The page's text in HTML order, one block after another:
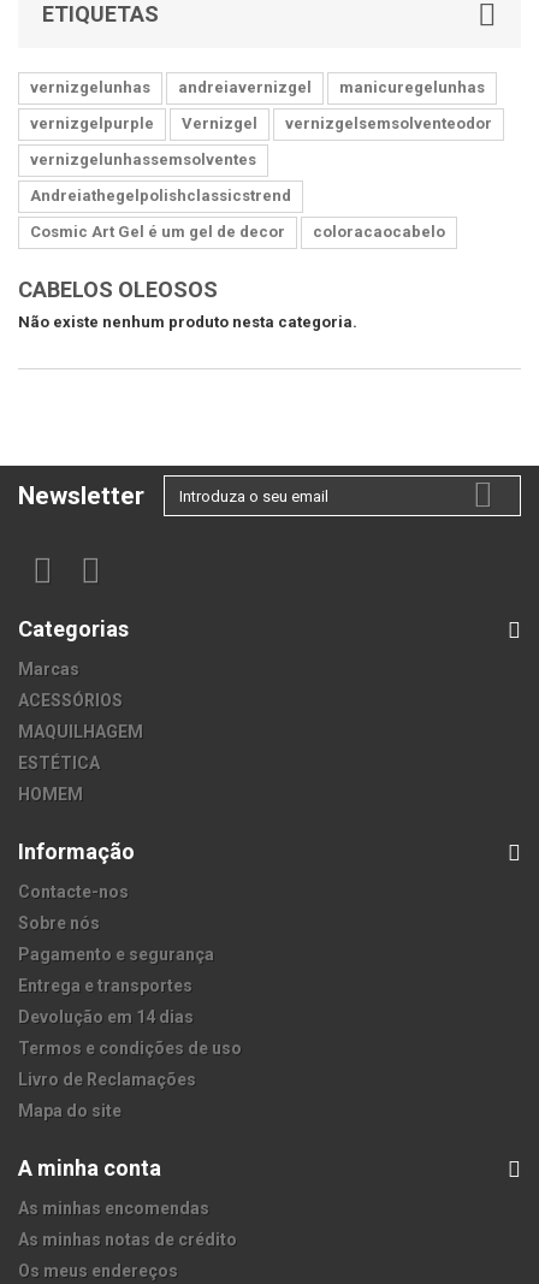
ETIQUETAS
vernizgelunhas andreiavernizgel
manicuregelunhas
vernizgelpurple
Vernizgel
vernizgelsemsolventeodor
vernizgelunhassemsolventes
Andreiathegelpolishclassicstrend
Cosmic Art Gel é um gel de decor
coloracaocabelo
CABELOS OLEOSOS
Não existe nenhum produto nesta categoria.
Newsletter
Categorias
Marcas
ACESSÓRIOS
MAQUILHAGEM
ESTÉTICA
HOMEM
Informação
Contacte-nos
Sobre nós
Pagamento e segurança
Entrega e transportes
Devolução em 14 dias
Termos e condições de uso
Livro de Reclamações
Mapa do site
A minha conta
As minhas encomendas
As minhas notas de crédito
Os meus endereços